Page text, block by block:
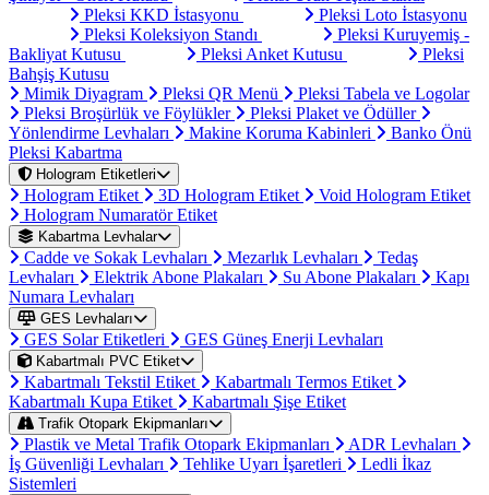
Pleksi KKD İstasyonu
Pleksi Loto İstasyonu
Pleksi Koleksiyon Standı
Pleksi Kuruyemiş -
Bakliyat Kutusu
Pleksi Anket Kutusu
Pleksi
Bahşiş Kutusu
Mimik Diyagram
Pleksi QR Menü
Pleksi Tabela ve Logolar
Pleksi Broşürlük ve Föylükler
Pleksi Plaket ve Ödüller
Yönlendirme Levhaları
Makine Koruma Kabinleri
Banko Önü
Pleksi Kabartma
Hologram Etiketleri
Hologram Etiket 3D Hologram Etiket
Void Hologram Etiket
Hologram Numaratör Etiket
Kabartma Levhalar
Cadde ve Sokak Levhaları Mezarlık Levhaları
Tedaş
Levhaları
Elektrik Abone Plakaları Su Abone Plakaları
Kapı
Numara Levhaları
GES Levhaları
GES Solar Etiketleri GES Güneş Enerji Levhaları
Kabartmalı PVC Etiket
Kabartmalı Tekstil Etiket
Kabartmalı Termos Etiket
Kabartmalı Kupa Etiket
Kabartmalı Şişe Etiket
Trafik Otopark Ekipmanları
Plastik ve Metal Trafik Otopark Ekipmanları
ADR Levhaları
İş Güvenliği Levhaları
Tehlike Uyarı İşaretleri
Ledli İkaz
Sistemleri